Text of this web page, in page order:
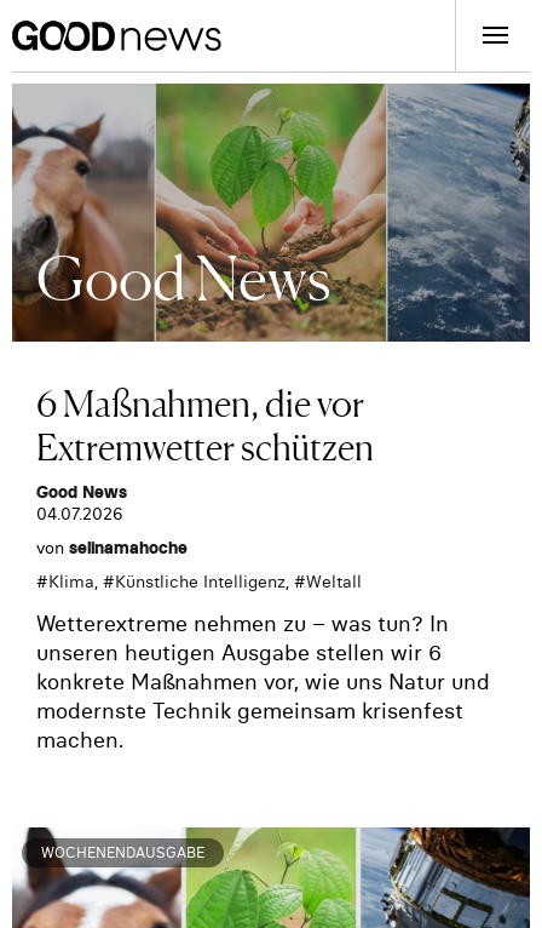
Good News
6 Maßnahmen, die vor
Extremwetter schützen
Good News
04.07.2026
von selinamahoche
#Klima, #Künstliche Intelligenz, #Weltall
Wetterextreme nehmen zu – was tun? In
unseren heutigen Ausgabe stellen wir 6
konkrete Maßnahmen vor, wie uns Natur und
modernste Technik gemeinsam krisenfest
machen.
WOCHENENDAUSGABE